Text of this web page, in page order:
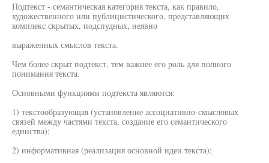
Подтекст - семантическая категория текста, как правило,
художественного или публицистического, представляющих
комплекс скрытых, подспудных, неявно
выраженных смыслов текста.
Чем более скрыт подтекст, тем важнее его роль для полного
понимания текста.
Основными функциями подтекста являются:
1) текстообразующая (установление ассоциативно-смысловых
связей между частями текста, создание его семантического
единства);
2) информативная (реализация основной идеи текста);